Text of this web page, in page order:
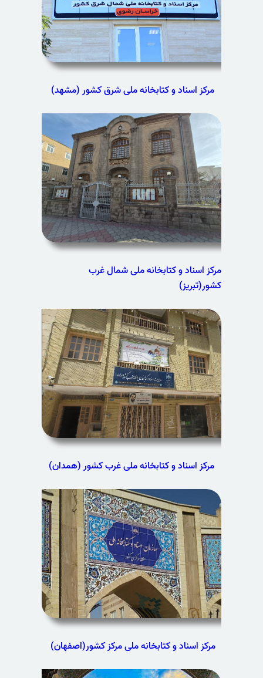
مرکز اسناد و کتابخانه ملی شرق کشور (مشهد)
مرکز اسناد و کتابخانه ملی شمال غرب
کشور(تبریز)
مرکز اسناد و کتابخانه ملی غرب کشور (همدان)
مرکز اسناد و کتابخانه ملی مرکز کشور(اصفهان)